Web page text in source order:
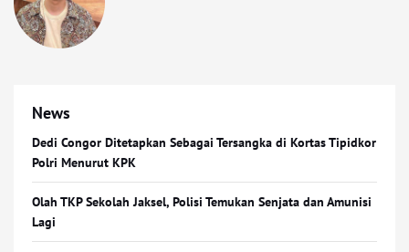
News
Dedi Congor Ditetapkan Sebagai Tersangka di Kortas Tipidkor
Polri Menurut KPK
Olah TKP Sekolah Jaksel, Polisi Temukan Senjata dan Amunisi
Lagi